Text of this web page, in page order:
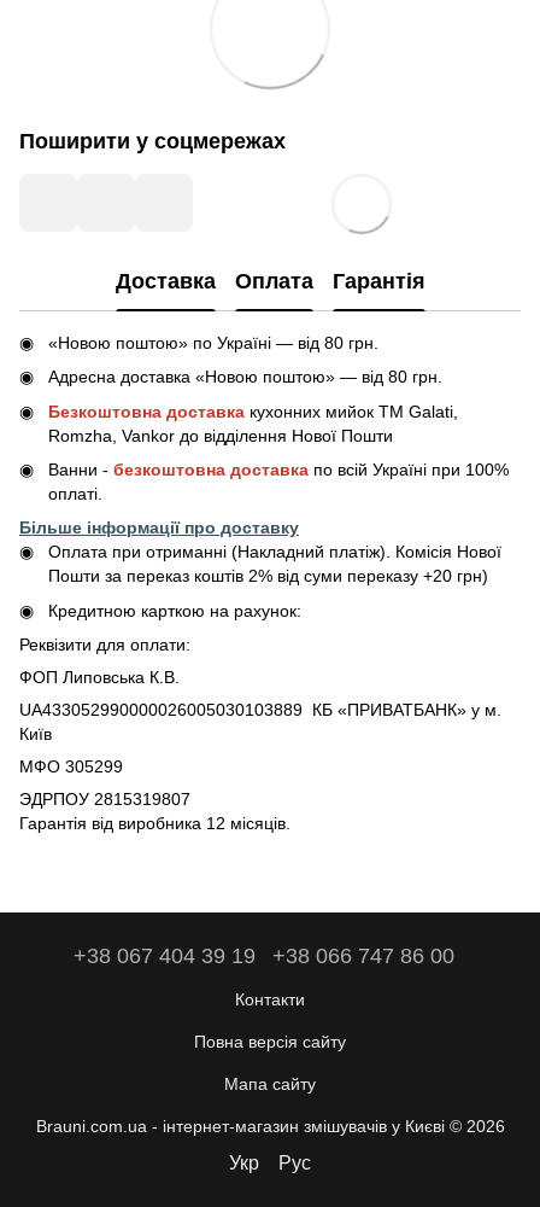
Поширити у соцмережах
Доставка Оплата Гарантія
«Новою поштою» по Україні — від 80 грн.
Адресна доставка «Новою поштою» — від 80 грн.
Безкоштовна доставка кухонних мийок ТМ Galati,
Romzha, Vankor до відділення Нової Пошти
Ванни - безкоштовна доставка по всій Україні при 100%
оплаті.
Більше інформації про доставку
Оплата при отриманні (Накладний платіж). Комісія Нової
Пошти за переказ коштів 2% від суми переказу +20 грн)
Кредитною карткою на рахунок:
Реквізити для оплати:
ФОП Липовська К.В.
UA433052990000026005030103889 КБ «ПРИВАТБАНК» у м.
Київ
МФО 305299
ЭДРПОУ 2815319807
Гарантія від виробника 12 місяців.
+38 067 404 39 19 +38 066 747 86 00
Контакти
Повна версія сайту
Мапа сайту
Brauni.com.ua - інтернет-магазин змішувачів у Києві © 2026
Укр Рус